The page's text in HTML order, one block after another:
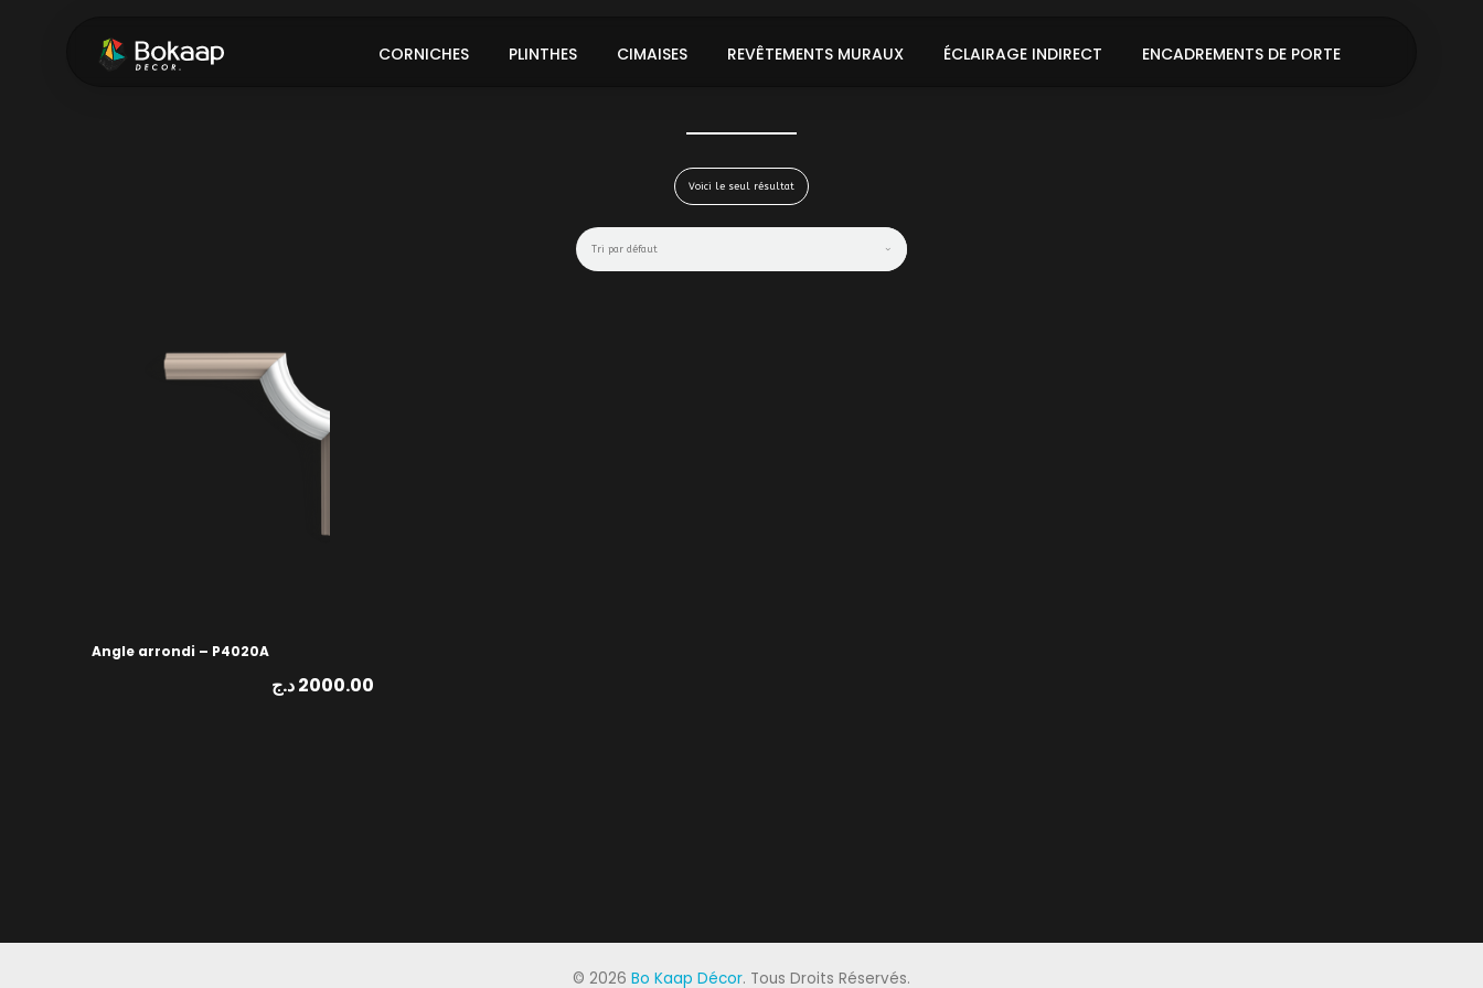
CORNICHES PLINTHES CIMAISES REVÊTEMENTS MURAUX ÉCLAIRAGE INDIRECT ENCADREMENTS DE PORTE
Voici le seul résultat
Angle arrondi – P4020A
2000.00د.ج
© 2026 Bo Kaap Décor. Tous Droits Réservés.